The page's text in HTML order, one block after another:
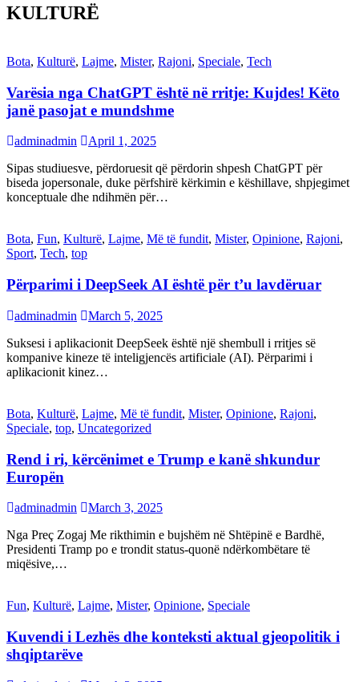
KULTURË
Bota, Kulturë, Lajme, Mister, Rajoni, Speciale, Tech
Varësia nga ChatGPT është në rritje: Kujdes! Këto
janë pasojat e mundshme
adminadmin
April 1, 2025
Sipas studiuesve, përdoruesit që përdorin shpesh ChatGPT për
biseda jopersonale, duke përfshirë kërkimin e këshillave, shpjegimet
konceptuale dhe ndihmën për…
Bota, Fun, Kulturë, Lajme, Më të fundit, Mister, Opinione, Rajoni,
Sport, Tech, top
Përparimi i DeepSeek AI është për t’u lavdëruar
adminadmin
March 5, 2025
Suksesi i aplikacionit DeepSeek është një shembull i rritjes së
kompanive kineze të inteligjencës artificiale (AI). Përparimi i
aplikacionit kinez…
Bota, Kulturë, Lajme, Më të fundit, Mister, Opinione, Rajoni,
Speciale, top, Uncategorized
Rend i ri, kërcënimet e Trump e kanë shkundur
Europën
adminadmin
March 3, 2025
Nga Preç Zogaj Me rikthimin e bujshëm në Shtëpinë e Bardhë,
Presidenti Tramp po e trondit status-quonë ndërkombëtare të
miqësive,…
Fun, Kulturë, Lajme, Mister, Opinione, Speciale
Kuvendi i Lezhës dhe konteksti aktual gjeopolitik i
shqiptarëve